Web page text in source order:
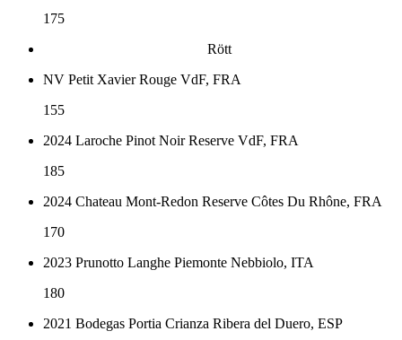
175
Rött
NV Petit Xavier Rouge VdF, FRA
155
2024 Laroche Pinot Noir Reserve VdF, FRA
185
2024 Chateau Mont-Redon Reserve Côtes Du Rhône, FRA
170
2023 Prunotto Langhe Piemonte Nebbiolo, ITA
180
2021 Bodegas Portia Crianza Ribera del Duero, ESP